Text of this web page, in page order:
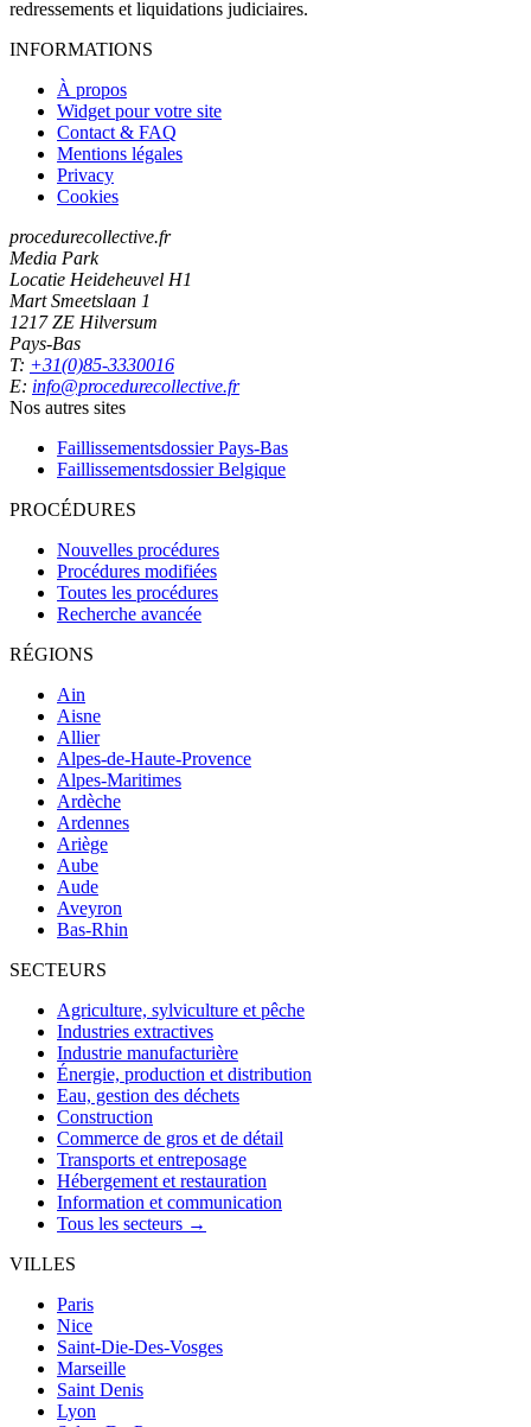
redressements et liquidations judiciaires.
INFORMATIONS
À propos
Widget pour votre site
Contact & FAQ
Mentions légales
Privacy
Cookies
procedurecollective.fr
Media Park
Locatie Heideheuvel H1
Mart Smeetslaan 1
1217 ZE Hilversum
Pays-Bas
T: +31(0)85-3330016
E: info@procedurecollective.fr
Nos autres sites
Faillissementsdossier Pays-Bas
Faillissementsdossier Belgique
PROCÉDURES
Nouvelles procédures
Procédures modifiées
Toutes les procédures
Recherche avancée
RÉGIONS
Ain
Aisne
Allier
Alpes-de-Haute-Provence
Alpes-Maritimes
Ardèche
Ardennes
Ariège
Aube
Aude
Aveyron
Bas-Rhin
SECTEURS
Agriculture, sylviculture et pêche
Industries extractives
Industrie manufacturière
Énergie, production et distribution
Eau, gestion des déchets
Construction
Commerce de gros et de détail
Transports et entreposage
Hébergement et restauration
Information et communication
Tous les secteurs →
VILLES
Paris
Nice
Saint-Die-Des-Vosges
Marseille
Saint Denis
Lyon